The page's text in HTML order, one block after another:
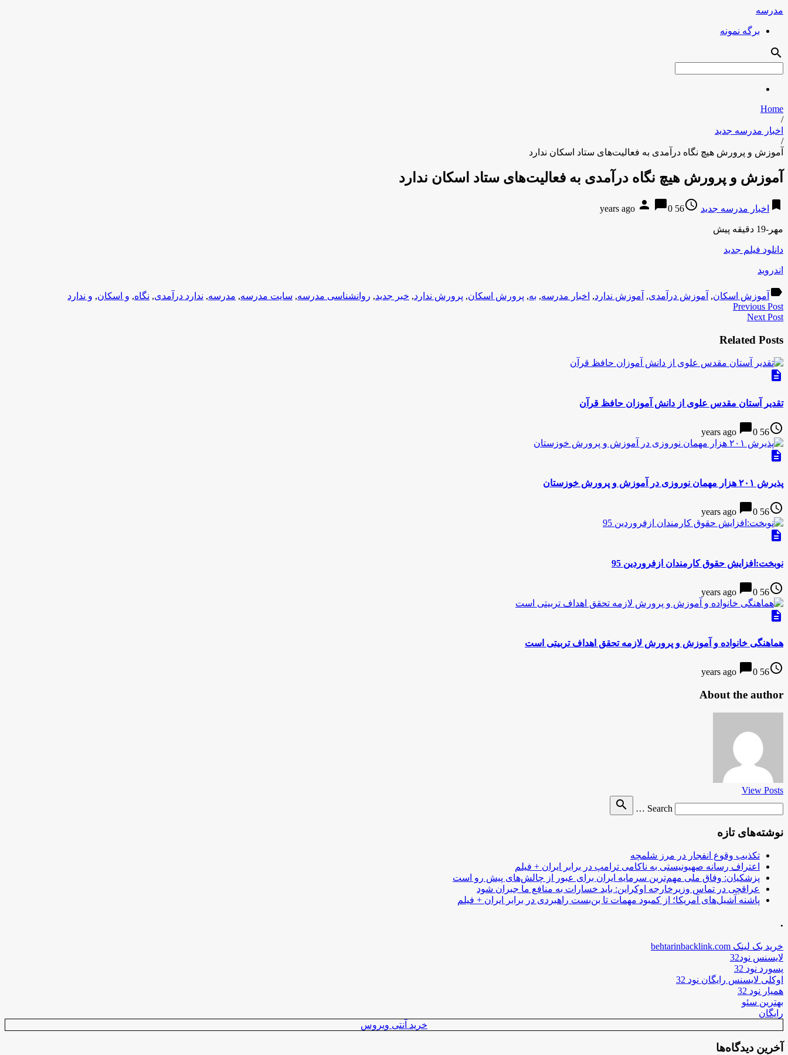
مدرسه
برگه نمونه
search
Home
/
اخبار مدرسه جدید
/
آموزش و پرورش هیچ نگاه درآمدی به فعالیت‌های ستاد اسکان ندارد
آموزش و پرورش هیچ نگاه درآمدی به فعالیت‌های ستاد اسکان ندارد
bookmark اخبار مدرسه جدید access_time
56 years ago
person chat_bubble0
مهر-19 دقیقه پیش
دانلود فیلم جدید
اندروید
label آموزش اسکان, آموزش درآمدی, آموزش ندارد, اخبار مدرسه, به, پرورش اسکان, پرورش ندارد, خبر جدید, روانشناسی مدرسه, سایت مدرسه, مدرسه, ندارد درآمدی, نگاه, و اسکان, و ندارد
Previous Post
Next Post
Related Posts
description
تقدیر آستان مقدس علوی از دانش آموزان حافظ قرآن
access_time
56 years ago
chat_bubble0
description
پذیرش ۲۰۱ هزار مهمان نوروزی در آموزش و پرورش خوزستان
access_time
56 years ago
chat_bubble0
description
نوبخت:افزایش حقوق کارمندان ازفروردین 95
access_time
56 years ago
chat_bubble0
description
هماهنگی خانواده و آموزش و پرورش لازمه تحقق اهداف تربیتی است
access_time
56 years ago
chat_bubble0
About the author
View Posts
Search …
search
نوشته‌های تازه
تکذیب وقوع انفجار در مرز شلمچه
اعتراف رسانه صهیونیستی به ناکامی ترامپ در برابر ایران + فیلم
پزشکیان: وفاق ملی مهم‌ترین سرمایه ایران برای عبور از چالش‌های پیش رو است
عراقچی در تماس وزیرخارجه اوکراین: باید خسارات به منافع ما جبران شود
پاشنه آشیل‌های آمریکا؛ از کمبود مهمات تا بن‌بست راهبردی در برابر ایران + فیلم
.
خرید بک لینک behtarinbacklink.com
لایسنس نود32
پسورد نود 32
اوکلی لایسنس رایگان نود 32
همیار نود 32
بهترین سئو
رایگان
خرید آنتی ویروس
آخرین دیدگاه‌ها